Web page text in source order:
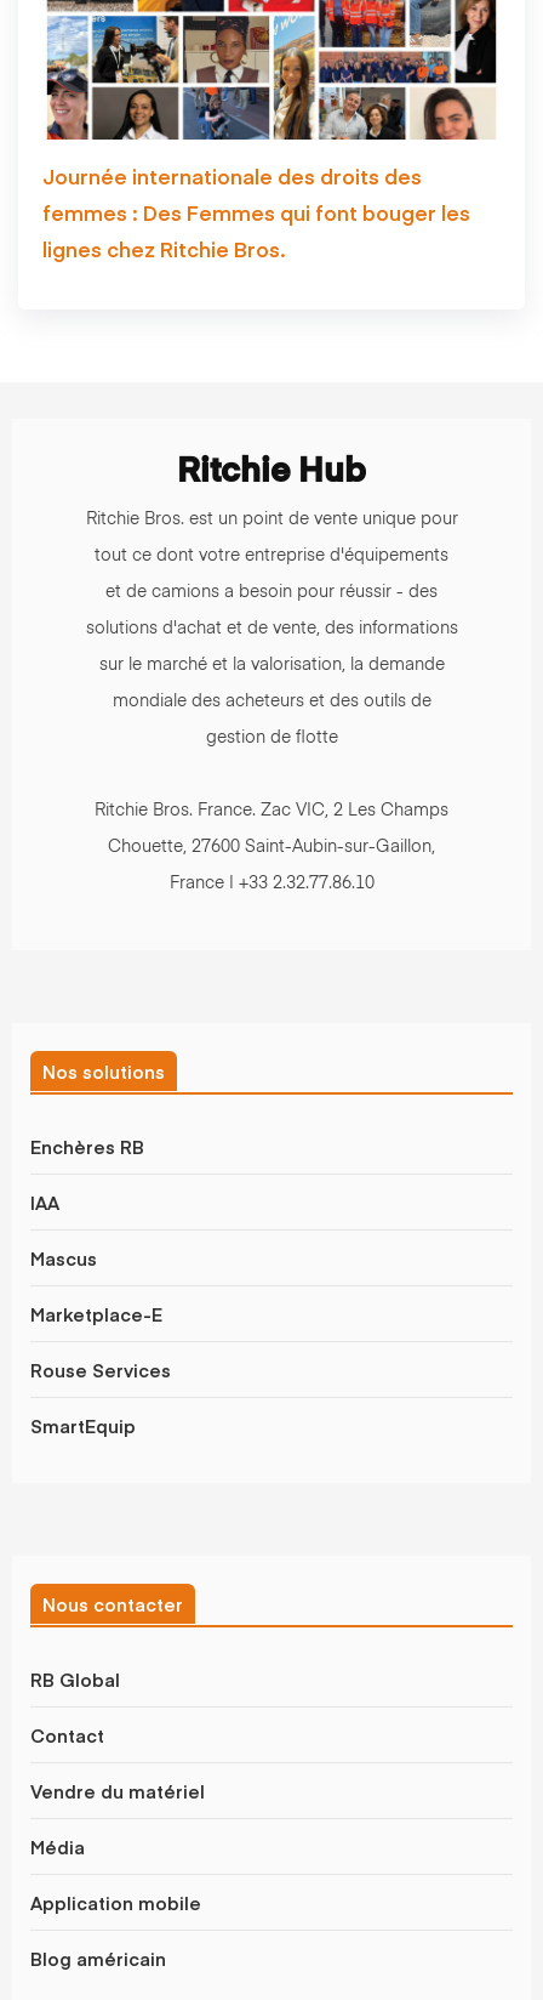
Journée internationale des droits des
femmes : Des Femmes qui font bouger les
lignes chez Ritchie Bros.
Ritchie Hub
Ritchie Bros. est un point de vente unique pour
tout ce dont votre entreprise d'équipements
et de camions a besoin pour réussir - des
solutions d'achat et de vente, des informations
sur le marché et la valorisation, la demande
mondiale des acheteurs et des outils de
gestion de flotte
Ritchie Bros. France. Zac VIC, 2 Les Champs
Chouette, 27600 Saint-Aubin-sur-Gaillon,
France | +33 2.32.77.86.10
Nos solutions
Enchères RB
IAA
Mascus
Marketplace-E
Rouse Services
SmartEquip
Nous contacter
RB Global
Contact
Vendre du matériel
Média
Application mobile
Blog américain